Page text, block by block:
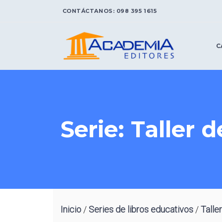
CONTÁCTANOS: 098 395 1615
Serie: Taller
Inicio / Series de libros educativos /